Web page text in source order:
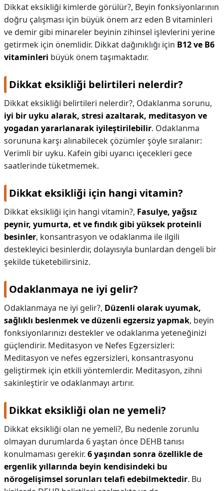
Dikkat eksikliği kimlerde görülür?, Beyin fonksiyonlarının
doğru çalışması için büyük önem arz eden B vitaminleri
ve demir gibi minareler beyinin zihinsel işlevlerini yerine
getirmek için önemlidir. Dikkat dağınıklığı için B12 ve B6
vitaminleri büyük önem taşımaktadır.
Dikkat eksikliği belirtileri nelerdir?
Dikkat eksikliği belirtileri nelerdir?, Odaklanma sorunu,
iyi bir uyku alarak, stresi azaltarak, meditasyon ve
yogadan yararlanarak iyileştirilebilir. Odaklanma
sorununa karşı alınabilecek çözümler şöyle sıralanır:
Verimli bir uyku. Kafein gibi uyarıcı içecekleri gece
saatlerinde tüketmemek.
Dikkat eksikliği için hangi vitamin?
Dikkat eksikliği için hangi vitamin?, Fasulye, yağsız
peynir, yumurta, et ve fındık gibi yüksek proteinli
besinler, konsantrasyon ve odaklanma ile ilgili
destekleyici besinlerdir, dolayısıyla bunlardan dengeli bir
şekilde tüketebilirsiniz.
Odaklanmaya ne iyi gelir?
Odaklanmaya ne iyi gelir?, Düzenli olarak uyumak,
sağlıklı beslenmek ve düzenli egzersiz yapmak, beyin
fonksiyonlarınızı destekler ve odaklanma yeteneğinizi
güçlendirir. Meditasyon ve Nefes Egzersizleri:
Meditasyon ve nefes egzersizleri, konsantrasyonu
geliştirmek için etkili yöntemlerdir. Meditasyon, zihni
sakinleştirir ve odaklanmayı artırır.
Dikkat eksikliği olan ne yemeli?
Dikkat eksikliği olan ne yemeli?, Bu nedenle zorunlu
olmayan durumlarda 6 yaştan önce DEHB tanısı
konulmaması gerekir. 6 yaşından sonra özellikle de
ergenlik yıllarında beyin kendisindeki bu
nörogelişimsel sorunları telafi edebilmektedir. Bu